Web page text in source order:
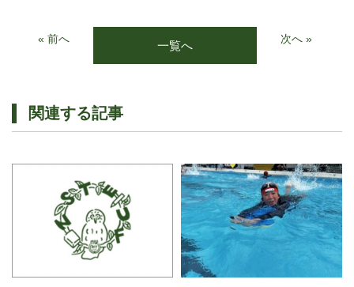
« 前へ 一覧へ 次へ »
関連する記事